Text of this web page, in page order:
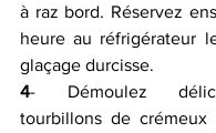
à raz bord. Réservez
heure au réfrigérateur
glaçage durcisse.
4- Démoulez
tourbillons de crémeux